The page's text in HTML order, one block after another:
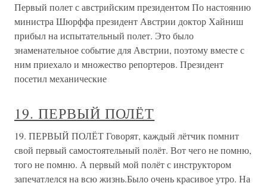
Первый полет с австрийским президентом По настоянию
министра Шюрффа президент Австрии доктор Хайниш
прибыл на испытательный полет. Это было
знаменательное событие для Австрии, поэтому вместе с
ним приехало и множество репортеров. Президент
посетил механические
19. ПЕРВЫЙ ПОЛЁТ
19. ПЕРВЫЙ ПОЛЁТ Говорят, каждый лётчик помнит
свой первый самостоятельный полёт. Вот чего не помню,
того не помню. А первый мой полёт с инструктором
запечатлелся на всю жизнь.Было очень красивое утро. На